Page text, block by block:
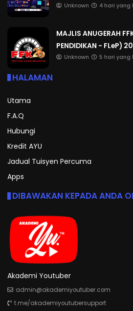
Unknown 4 hari yang
MAJLIS ANUGERAH
PENDIDIKAN - FLeP)
Unknown 5 hari yang
HALAMAN
Utama
F.A.Q
Hubungi
Kredit AYU
Jadual Tuisyen Percuma
Apps
DIBAWAKAN KEPADA ANDA
Akademi Youtuber
admin@akademiyoutuber.com
t.me/akademiyoutubersupport